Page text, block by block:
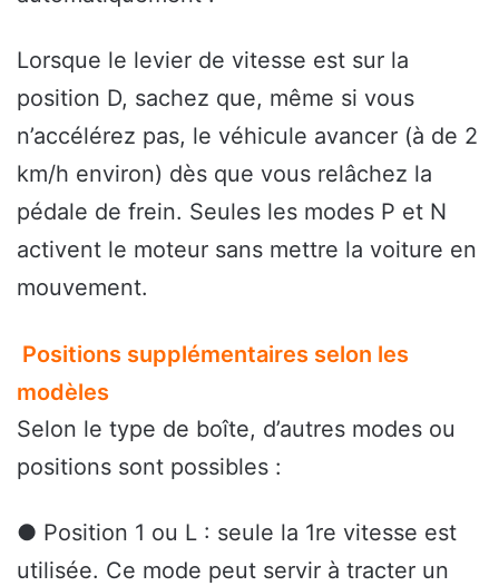
Lorsque le levier de vitesse est sur la
position D, sachez que, même si vous
n’accélérez pas, le véhicule avancer (à de 2
km/h environ) dès que vous relâchez la
pédale de frein. Seules les modes P et N
activent le moteur sans mettre la voiture en
mouvement.
Positions supplémentaires selon les
modèles
Selon le type de boîte, d’autres modes ou
positions sont possibles :
● Position 1 ou L : seule la 1re vitesse est
utilisée. Ce mode peut servir à tracter un